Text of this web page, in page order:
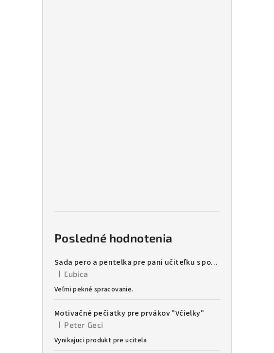
Posledné hodnotenia
Sada pero a pentelka pre pani učiteľku s potlačou
Hodnotenie produktu je 5 z 5 hviezdičiek.
Ľubica
Veľmi pekné spracovanie.
Motivačné pečiatky pre prvákov "Včielky"
Hodnotenie produktu je 5 z 5 hviezdičiek.
Peter Geci
Vynikajuci produkt pre ucitela